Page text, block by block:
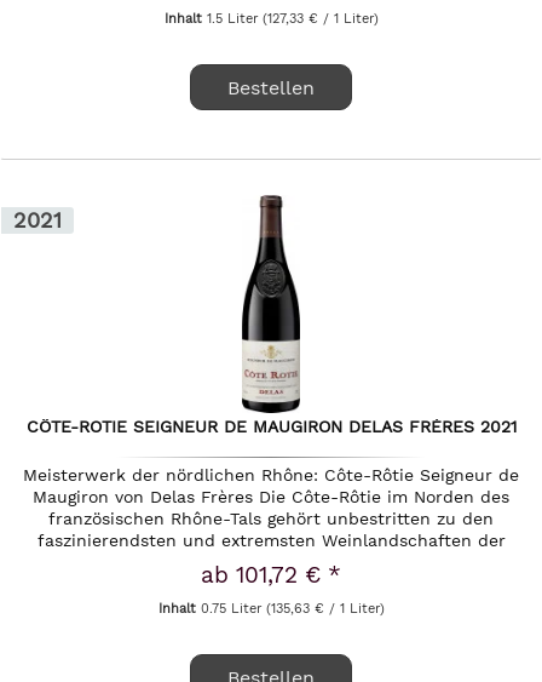
Inhalt 1.5 Liter (127,33 € / 1 Liter)
Bestellen
2021
CÔTE-ROTIE SEIGNEUR DE MAUGIRON DELAS FRÈRES 2021
Meisterwerk der nördlichen Rhône: Côte-Rôtie Seigneur de
Maugiron von Delas Frères Die Côte-Rôtie im Norden des
französischen Rhône-Tals gehört unbestritten zu den
faszinierendsten und extremsten Weinlandschaften der
Welt. An den...
ab 101,72 € *
Inhalt 0.75 Liter (135,63 € / 1 Liter)